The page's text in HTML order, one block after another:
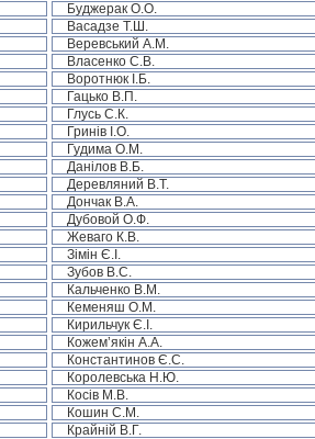
Буджерак О.О.
Васадзе Т.Ш.
Веревський А.М.
Власенко С.В.
Воротнюк І.Б.
Гацько В.П.
Глусь С.К.
Гринів І.О.
Гудима О.М.
Данілов В.Б.
Деревляний В.Т.
Дончак В.А.
Дубовой О.Ф.
Жеваго К.В.
Зімін Є.І.
Зубов В.С.
Кальченко В.М.
Кеменяш О.М.
Кирильчук Є.І.
Кожем’якін А.А.
Константинов Є.С.
Королевська Н.Ю.
Косів М.В.
Кошин С.М.
Крайній В.Г.